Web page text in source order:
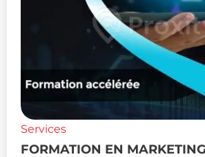
Services
FORMATION EN